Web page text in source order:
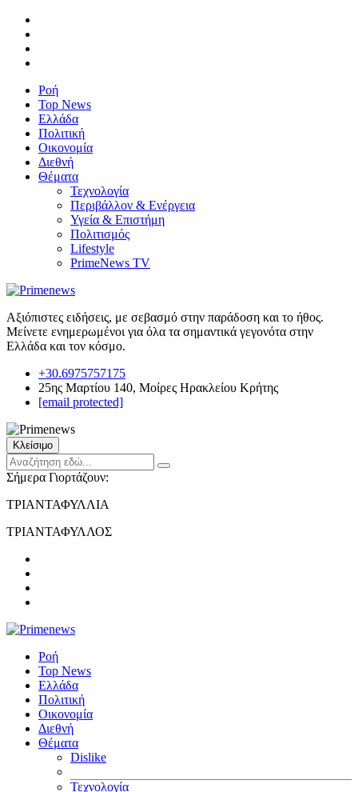
Ροή
Top News
Ελλάδα
Πολιτική
Οικονομία
Διεθνή
Θέματα
Τεχνολογία
Περιβάλλον & Ενέργεια
Υγεία & Επιστήμη
Πολιτισμός
Lifestyle
PrimeNews TV
Αξιόπιστες ειδήσεις, με σεβασμό στην παράδοση και το ήθος.
Μείνετε ενημερωμένοι για όλα τα σημαντικά γεγονότα στην
Ελλάδα και τον κόσμο.
+30.6975757175
25ης Μαρτίου 140, Μοίρες Ηρακλείου Κρήτης
[email protected]
Κλείσιμο
Σήμερα Γιορτάζουν:
ΤΡΙΑΝΤΑΦΥΛΛΙΑ
ΤΡΙΑΝΤΑΦΥΛΛΟΣ
Ροή
Top News
Ελλάδα
Πολιτική
Οικονομία
Διεθνή
Θέματα
Dislike
Τεχνολογία